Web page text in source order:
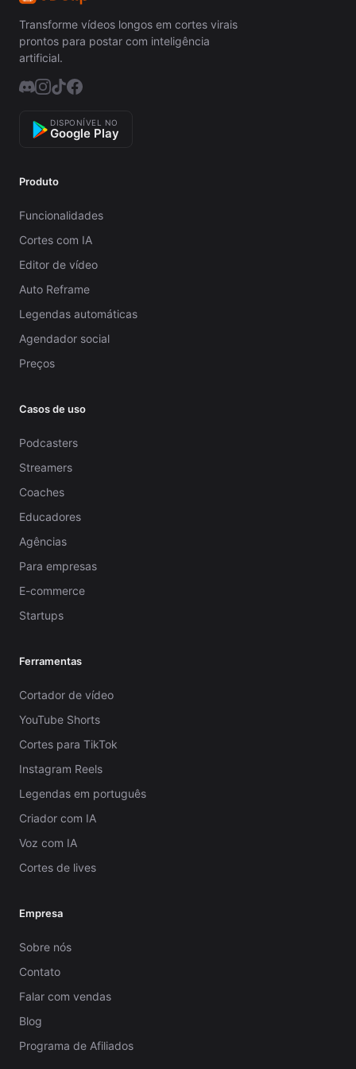
Transforme vídeos longos em cortes virais
prontos para postar com inteligência
artificial.
DISPONÍVEL NO
Google Play
Produto
Funcionalidades
Cortes com IA
Editor de vídeo
Auto Reframe
Legendas automáticas
Agendador social
Preços
Casos de uso
Podcasters
Streamers
Coaches
Educadores
Agências
Para empresas
E-commerce
Startups
Ferramentas
Cortador de vídeo
YouTube Shorts
Cortes para TikTok
Instagram Reels
Legendas em português
Criador com IA
Voz com IA
Cortes de lives
Empresa
Sobre nós
Contato
Falar com vendas
Blog
Programa de Afiliados